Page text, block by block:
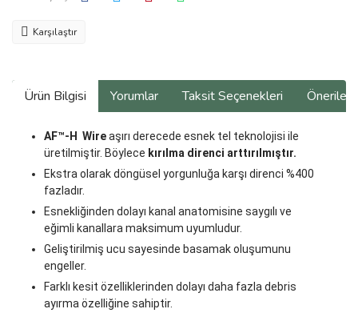
Karşılaştır
Ürün Bilgisi Yorumlar Taksit Seçenekleri
AF™-H Wireaşırı derecede esnek tel teknolojisi ile
üretilmiştir. Böylece kırılma direnci arttırılmıştır.
Ekstra olarak döngüsel yorgunluğa karşı direnci %400
fazladır.
Esnekliğinden dolayı kanal anatomisine saygılı ve
eğimli kanallara maksimum uyumludur.
Geliştirilmiş ucu sayesinde basamak oluşumunu
engeller.
Farklı kesit özelliklerinden dolayı daha fazla debris
ayırma özelliğine sahiptir.